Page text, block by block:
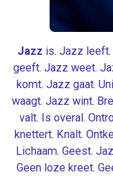
Jazz is. Jazz leeft.
geeft. Jazz weet.
komt. Jazz gaat.
waagt. Jazz wint.
valt. Is overal.
knettert. Knalt.
Lichaam. Geest.
Geen loze kreet.